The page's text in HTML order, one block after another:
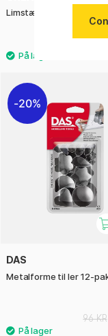
Limstænger Glitter 7 mm
20%
DAS
Metalforme til ler 12-
96 KR